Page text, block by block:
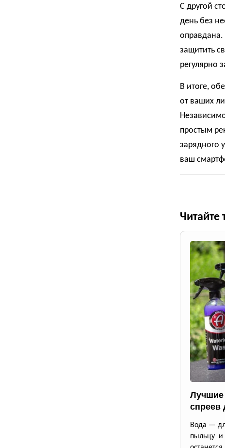
С другой
день без
оправдана.
защитить
регулярно
В итоге,
от ваших
простым
зарядного
ваш
Читайте
Лучшие
спреев
Вода —
пыльцу и